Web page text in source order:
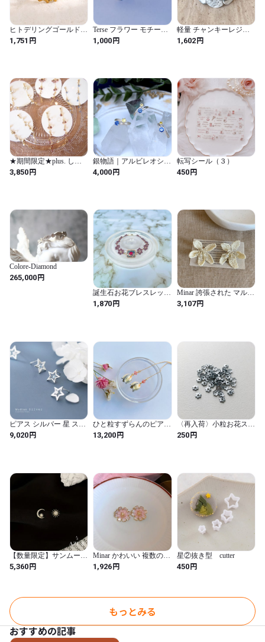
ヒトデリングゴールドカ
ラー色褪せ防止ステンレ
ス鋼リング女性用ファッ
1,751 円
Terse フラワー モチーフ
ピアス レディース シル
バー925 オープンフラワ
い キュート 華奢 フェミ
ニン おしゃれ 普段使い
デイリー 通勤 通学 オフ
ィス お出かけ デート 女
子会 パーティー 人気 誕
生日 記念日 1月誕生花
花言葉「美しさ」「優
雅」 春アクセサリー 母
の日 クリスマス ギフト
プレゼント 20代 30代 40
代 50代 sp0113a
1,000円
軽量 チャンキーレジン
バングル 半 透明 手磨き
マーブル ストレッチ ブ
1,602円
★期間限定★plus. しゃ
らら ピアス
3,850円
銀物語｜アルビレオシル
バーリング
4,000円
転写シール（３）
450円
Colore-Diamond
265,000円
誕生石お花ブレスレット
｜1月ワインレッドガー
ネット③
1,870円
Minar 誇張された マルチ
カラーの ミユキガラス
ビーズストランドフラワ
ジュエリー（Beige）
3,107円
ピアス シルバー 星 スタ
ー スタッドピアス シン
プル レディース 女性 ク
9,020円
ひと粒すずらんのピアス
（金具交換可）
13,200円
〈再入荷〉小粒お花スパ
ンコールパック（5mm）
250円
【数量限定】サンムーン
ピアス
5,360円
Minar かわいい 複数の
ピンク オパール ライン
ストーン ハート フラワ
ール ペンダント イヤリ
1,926円
星②抜き型 cutter
450円
もっとみる
おすすめの記事